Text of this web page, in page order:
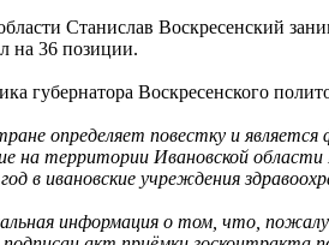
Станислав Воскресенский
на 36 позиции.
губернатора Воскресенского
определяет повестку и
на территории Ивановской
в ивановские учреждения
информация о том, что,